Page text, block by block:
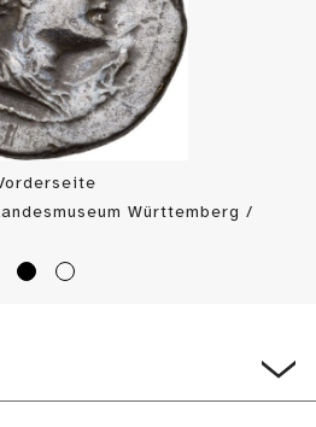
Württemberg /